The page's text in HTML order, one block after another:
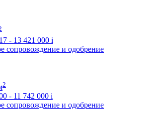
- 13 421 000 i
сопровождение и одобрение
2
- 11 742 000 i
сопровождение и одобрение